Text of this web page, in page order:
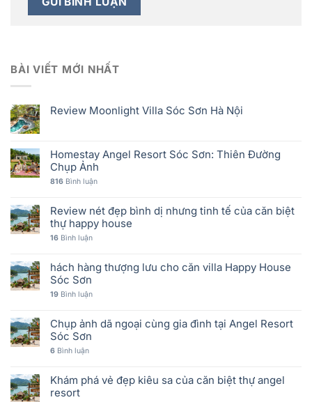
BÀI VIẾT MỚI NHẤT
Review Moonlight Villa Sóc Sơn Hà Nội
Homestay Angel Resort Sóc Sơn: Thiên Đường
Chụp Ảnh
816 Bình luận
Review nét đẹp bình dị nhưng tinh tế của căn biệt
thự happy house
16 Bình luận
hách hàng thượng lưu cho căn villa Happy House
Sóc Sơn
19 Bình luận
Chụp ảnh dã ngoại cùng gia đình tại Angel Resort
Sóc Sơn
6 Bình luận
Khám phá vẻ đẹp kiêu sa của căn biệt thự angel
resort